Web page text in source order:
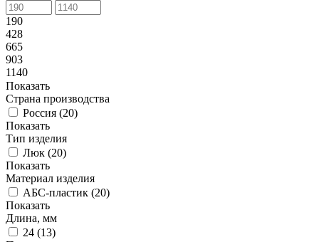
190
428
665
903
1140
Показать
Страна производства
Россия (20)
Показать
Тип изделия
Люк (20)
Показать
Материал изделия
АБС-пластик (20)
Показать
Длина, мм
24 (13)